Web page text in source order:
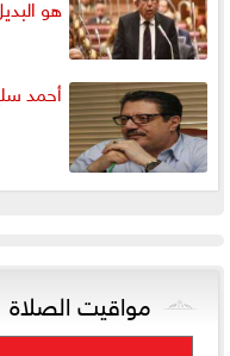
هو
أحمد
مواقيت الصلاة